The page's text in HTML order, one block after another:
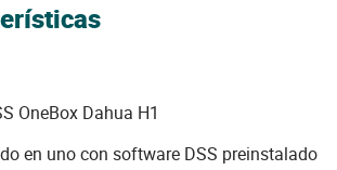
OneBox Dahua H1
en uno con software DSS preinstalado